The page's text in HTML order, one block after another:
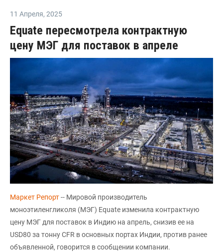
11 Апреля, 2025
Equate пересмотрела контрактную
цену МЭГ для поставок в апреле
Маркет Репорт-- Мировой производитель
моноэтиленгликоля (МЭГ) Equate изменила контрактную
цену МЭГ для поставок в Индию на апрель, снизив ее на
USD80 за тонну CFR в основных портах Индии, против ранее
объявленной, говорится в сообщении компании.